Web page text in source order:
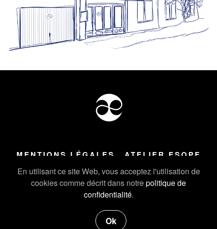
En utilisant ce site Web, vous acceptez l'utilisation de
cookies comme décrit dans notrepolitique de
confidentialité.
Ok
MENTIONS LÉGALES ATELIER ESOPE